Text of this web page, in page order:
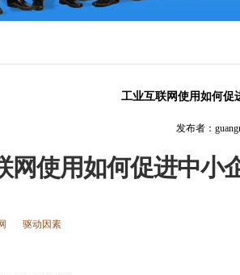
工业互联网使用如何促
发布者：
网使用如何促进中小
驱动因素